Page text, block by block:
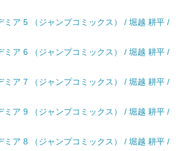
ミア 5 （ジャンプコミックス） / 堀越 耕平 /
ミア 6 （ジャンプコミックス） / 堀越 耕平 /
ミア 7 （ジャンプコミックス） / 堀越 耕平 /
ミア 9 （ジャンプコミックス） / 堀越 耕平 /
ミア 8 （ジャンプコミックス） / 堀越 耕平 /